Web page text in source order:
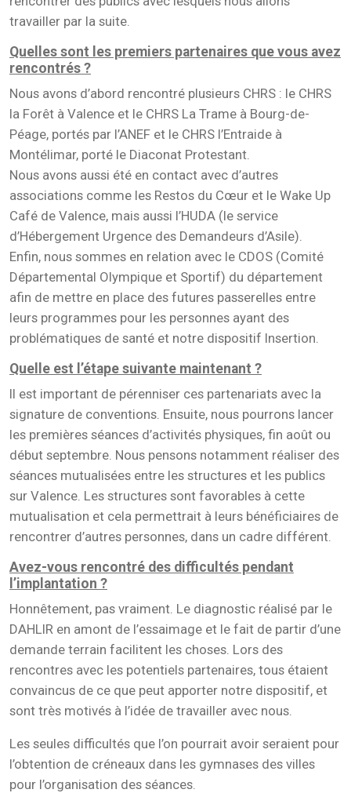
travailler par la suite.
Quelles sont les premiers partenaires que vous avez
rencontrés ?
Nous avons d’abord rencontré plusieurs CHRS : le CHRS
la Forêt à Valence et le CHRS La Trame à Bourg-de-
Péage, portés par l’ANEF et le CHRS l’Entraide à
Montélimar, porté le Diaconat Protestant.
Nous avons aussi été en contact avec d’autres
associations comme les Restos du Cœur et le Wake Up
Café de Valence, mais aussi l’HUDA (le service
d’Hébergement Urgence des Demandeurs d’Asile).
Enfin, nous sommes en relation avec le CDOS (Comité
Départemental Olympique et Sportif) du département
afin de mettre en place des futures passerelles entre
leurs programmes pour les personnes ayant des
problématiques de santé et notre dispositif Insertion.
Quelle est l’étape suivante maintenant ?
Il est important de pérenniser ces partenariats avec la
signature de conventions. Ensuite, nous pourrons lancer
les premières séances d’activités physiques, fin août ou
début septembre. Nous pensons notamment réaliser des
séances mutualisées entre les structures et les publics
sur Valence. Les structures sont favorables à cette
mutualisation et cela permettrait à leurs bénéficiaires de
rencontrer d’autres personnes, dans un cadre différent.
Avez-vous rencontré des difficultés pendant
l’implantation ?
Honnêtement, pas vraiment. Le diagnostic réalisé par le
DAHLIR en amont de l’essaimage et le fait de partir d’une
demande terrain facilitent les choses. Lors des
rencontres avec les potentiels partenaires, tous étaient
convaincus de ce que peut apporter notre dispositif, et
sont très motivés à l’idée de travailler avec nous.
Les seules difficultés que l’on pourrait avoir seraient pour
l’obtention de créneaux dans les gymnases des villes
pour l’organisation des séances.